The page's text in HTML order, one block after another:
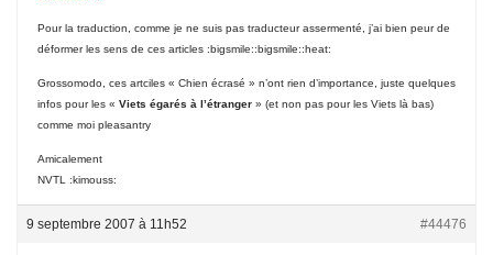
Pour la traduction, comme je ne suis pas traducteur assermenté, j’ai bien peur de
déformer les sens de ces articles :bigsmile::bigsmile::heat:
Grossomodo, ces artciles « Chien écrasé » n’ont rien d’importance, juste quelques
infos pour les « Viets égarés à l’étranger » (et non pas pour les Viets là bas)
comme moi pleasantry
Amicalement
NVTL :kimouss:
9 septembre 2007 à 11h52 #44476